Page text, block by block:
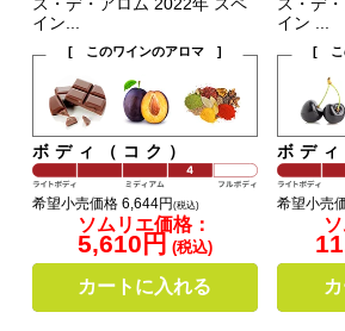
ス・デ・アロム 2022年 スペ
イン...
[ このワインのアロマ ]
ボディ（コク）
希望小売価格 6,644円 (税込)
ソムリエ価格：
5,610円 (税込)
カートに入れる
ス・デ
イン ...
[ こ
ボデ
希望小売